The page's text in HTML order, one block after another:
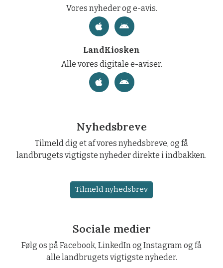
Vores nyheder og e-avis.
LandKiosken
Alle vores digitale e-aviser.
Nyhedsbreve
Tilmeld dig et af vores nyhedsbreve, og få
landbrugets vigtigste nyheder direkte i indbakken.
Tilmeld nyhedsbrev
Sociale medier
Følg os på Facebook, LinkedIn og Instagram og få
alle landbrugets vigtigste nyheder.